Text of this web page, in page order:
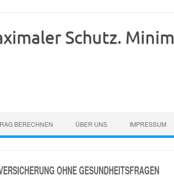
Schutz.
BERECHNEN ÜBER UNS IMPRESSUM
OHNE GESUNDHEITSFRAGEN